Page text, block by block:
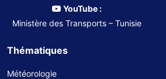
YouTube :
Ministère des Transports – Tunisie
Thématiques
Météorologie